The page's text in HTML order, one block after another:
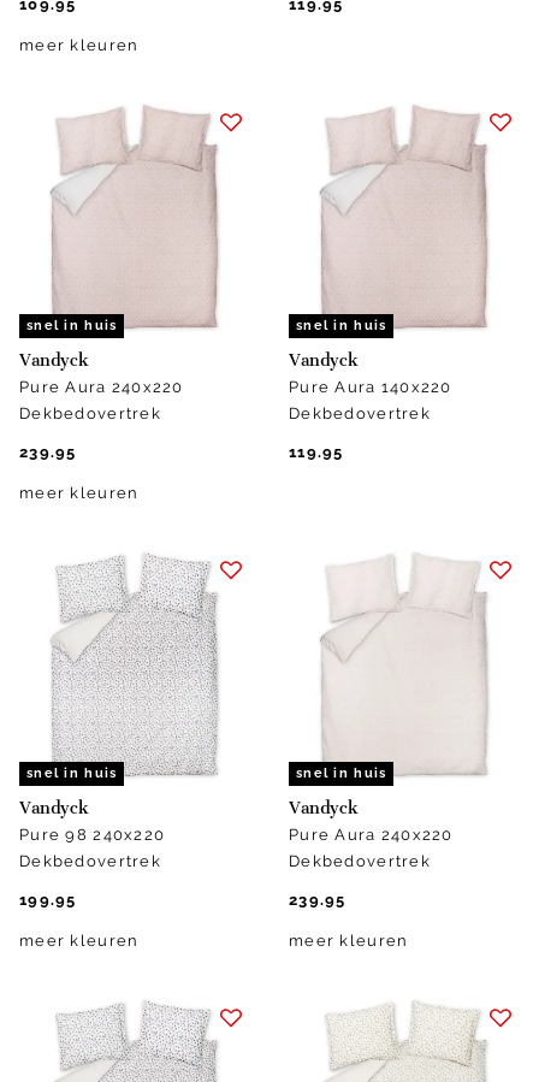
109.95
meer kleuren
119.95
snel in huis
Vandyck
Pure Aura 240x220
Dekbedovertrek
239.95
meer kleuren
snel in huis
Vandyck
Pure Aura 140x220
Dekbedovertrek
119.95
snel in huis
Vandyck
Pure 98 240x220
Dekbedovertrek
199.95
meer kleuren
snel in huis
Vandyck
Pure Aura 240x220
Dekbedovertrek
239.95
meer kleuren